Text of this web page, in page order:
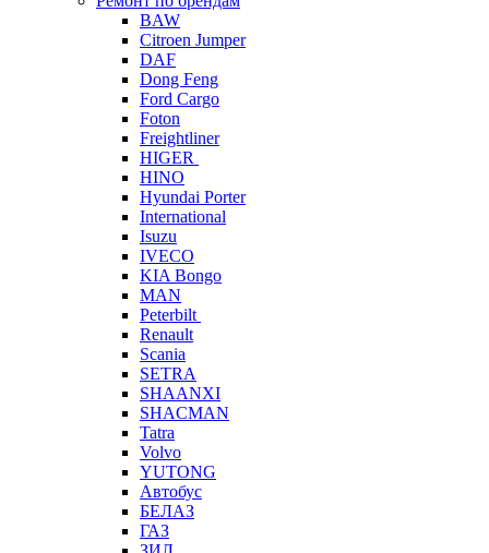
BAW
Citroen Jumper
DAF
Dong Feng
Ford Cargo
Foton
Freightliner
HIGER
HINO
Hyundai Porter
International
Isuzu
IVECO
KIA Bongo
MAN
Peterbilt
Renault
Scania
SETRA
SHAANXI
SHACMAN
Tatra
Volvo
YUTONG
Автобус
БЕЛАЗ
ГАЗ